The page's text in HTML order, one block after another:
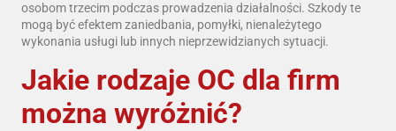
osobom trzecim podczas prowadzenia działalności. Szkody te
mogą być efektem zaniedbania, pomyłki, nienależytego
wykonania usługi lub innych nieprzewidzianych sytuacji.
Jakie rodzaje OC dla firm
można wyróżnić?